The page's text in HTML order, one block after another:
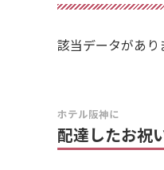
該当データがあり
ホテル阪神に
配達したお祝